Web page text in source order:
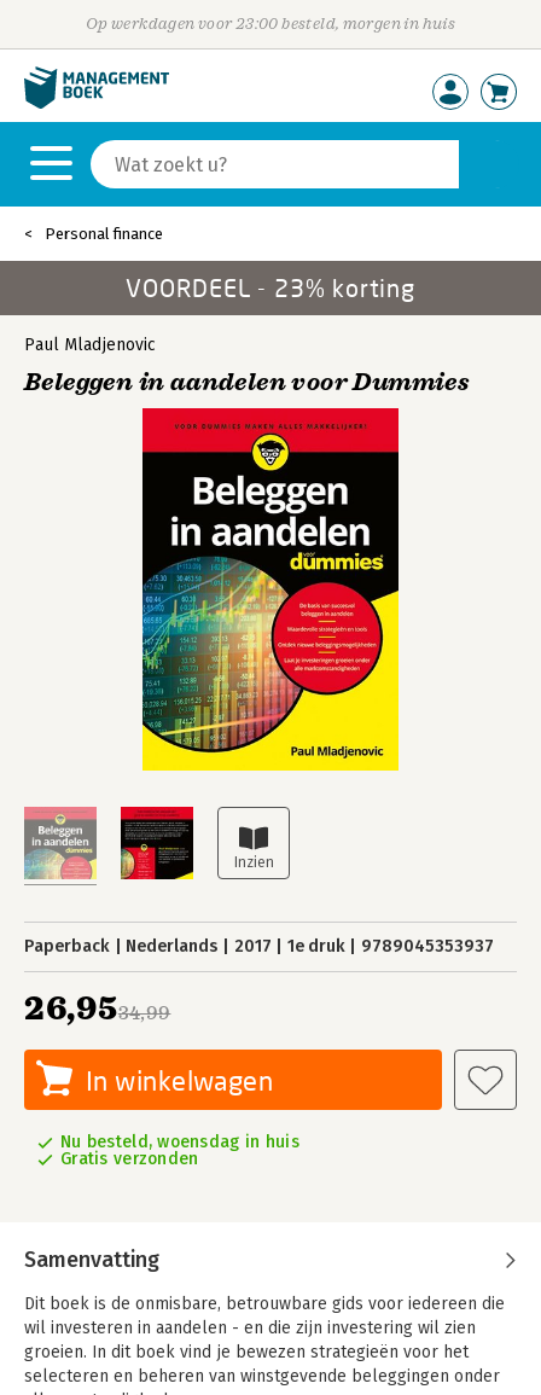
Op werkdagen voor 23:00 besteld, morgen in huis
Personal finance
VOORDEEL - 23% korting
Paul Mladjenovic
Beleggen in aandelen voor Dummies
Paperback Nederlands 2017 1e druk 9789045353937
34,99
26,95
In winkelwagen
Nu besteld, woensdag in huis
Gratis verzonden
Samenvatting
Dit boek is de onmisbare, betrouwbare gids voor iedereen die
wil investeren in aandelen - en die zijn investering wil zien
groeien. In dit boek vind je bewezen strategieën voor het
selecteren en beheren van winstgevende beleggingen onder